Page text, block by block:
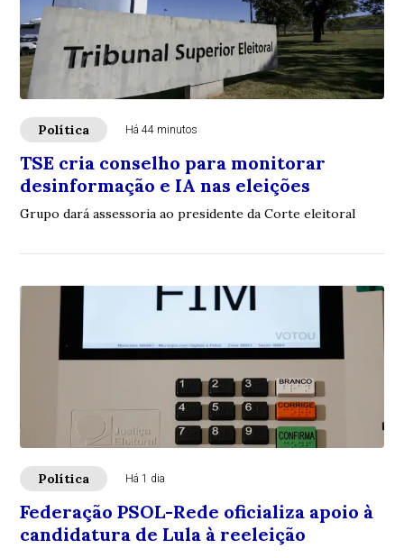
Política Há 44 minutos
TSE cria conselho para monitorar
desinformação e IA nas eleições
Grupo dará assessoria ao presidente da Corte eleitoral
Política Há 1 dia
Federação PSOL-Rede oficializa apoio à
candidatura de Lula à reeleição